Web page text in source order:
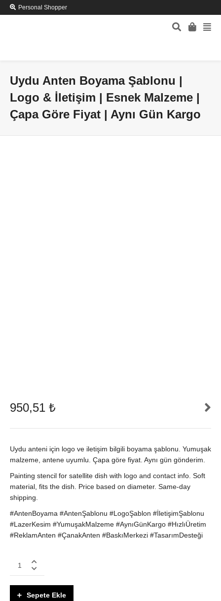
Personal Shopper
Uydu Anten Boyama Şablonu |
Logo & İletişim | Esnek Malzeme |
Çapa Göre Fiyat | Aynı Gün Kargo
950,51 ₺
Uydu anteni için logo ve iletişim bilgili boyama şablonu. Yumuşak
malzeme, antene uyumlu. Çapa göre fiyat. Aynı gün gönderim.
Painting stencil for satellite dish with logo and contact info. Soft
material, fits the dish. Price based on diameter. Same-day
shipping.
#AntenBoyama #AntenŞablonu #LogoŞablon #İletişimŞablonu
#LazerKesim #YumuşakMalzeme #AynıGünKargo #HızlıÜretim
#ReklamAnten #ÇanakAnten #BaskıMerkezi #TasarımDesteği
Anten
Sepete Ekle